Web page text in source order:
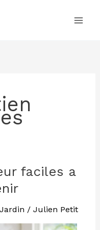
faciles a
Jardin / Julien Petit